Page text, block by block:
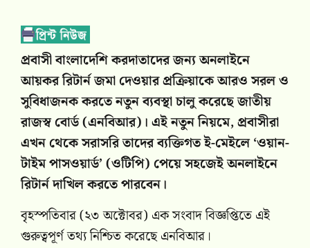
প্রবাসী বাংলাদেশি করদাতাদের জন্য অনলাইনে
আয়কর রিটার্ন জমা দেওয়ার প্রক্রিয়াকে আরও সরল ও
সুবিধাজনক করতে নতুন ব্যবস্থা চালু করেছে জাতীয়
রাজস্ব বোর্ড (এনবিআর)। এই নতুন নিয়মে, প্রবাসীরা
এখন থেকে সরাসরি তাদের ব্যক্তিগত ই-মেইলে ‘ওয়ান-
টাইম পাসওয়ার্ড’ (ওটিপি) পেয়ে সহজেই অনলাইনে
রিটার্ন দাখিল করতে পারবেন।
বৃহস্পতিবার (২৩ অক্টোবর) এক সংবাদ বিজ্ঞপ্তিতে এই
গুরুত্বপূর্ণ তথ্য নিশ্চিত করেছে এনবিআর।